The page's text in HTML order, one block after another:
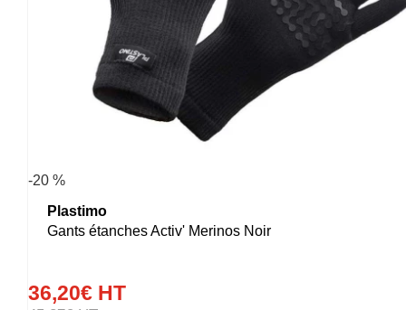
-20 %
Plastimo
Gants étanches Activ' Merinos Noir
36,20€ HT